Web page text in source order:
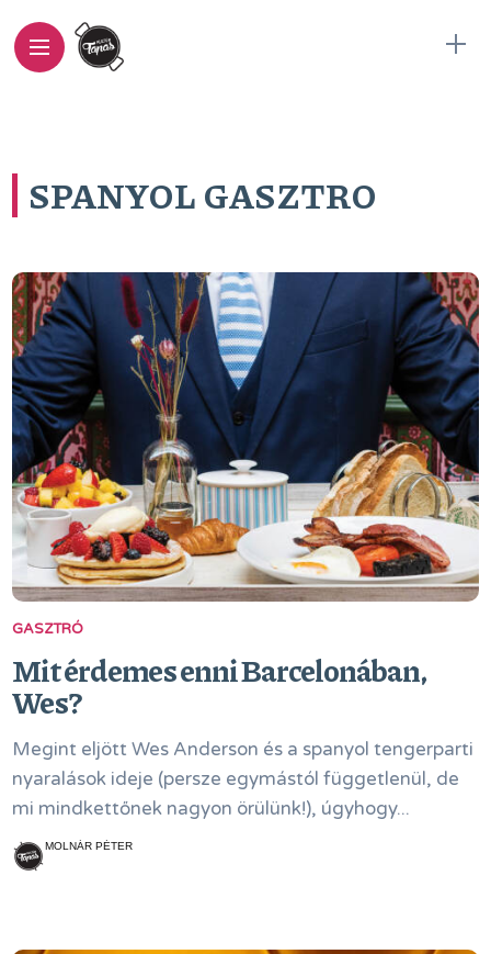
SPANYOL GASZTRO
GASZTRÓ
Mit érdemes enni Barcelonában,
Wes?
Megint eljött Wes Anderson és a spanyol tengerparti
nyaralások ideje (persze egymástól függetlenül, de
mi mindkettőnek nagyon örülünk!), úgyhogy...
MOLNÁR PÉTER